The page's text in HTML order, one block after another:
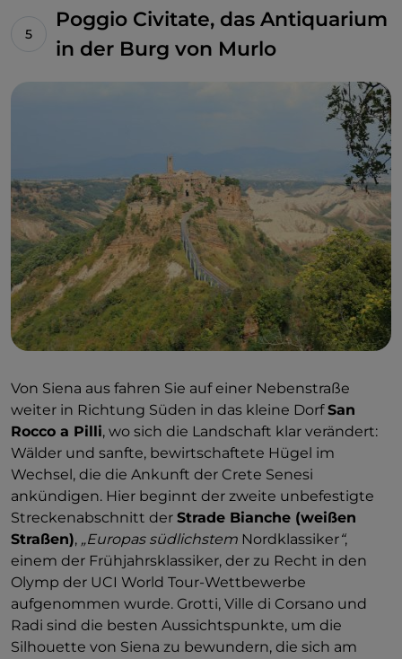
Poggio Civitate, das Antiquarium
in der Burg von Murlo
Von Siena aus fahren Sie auf einer Nebenstraße
weiter in Richtung Süden in das kleine DorfSan
Rocco a Pilli, wo sich die Landschaft klar verändert:
Wälder und sanfte, bewirtschaftete Hügel im
Wechsel, die die Ankunft der Crete Senesi
ankündigen. Hier beginnt der zweite unbefestigte
Streckenabschnitt der Strade Bianche (weißen
Straßen), „Europas südlichstem Nordklassiker“,
einem der Frühjahrsklassiker, der zu Recht in den
Olymp der UCI World Tour-Wettbewerbe
aufgenommen wurde. Grotti, Ville di Corsano und
Radi sind die besten Aussichtspunkte, um die
Silhouette von Siena zu bewundern, die sich am